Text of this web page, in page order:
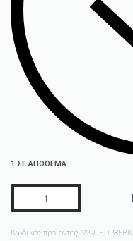
1 ΣΕ ΑΠΌΘΕΜΑ
Κωδικός προϊόντος: V29LEDP35BK